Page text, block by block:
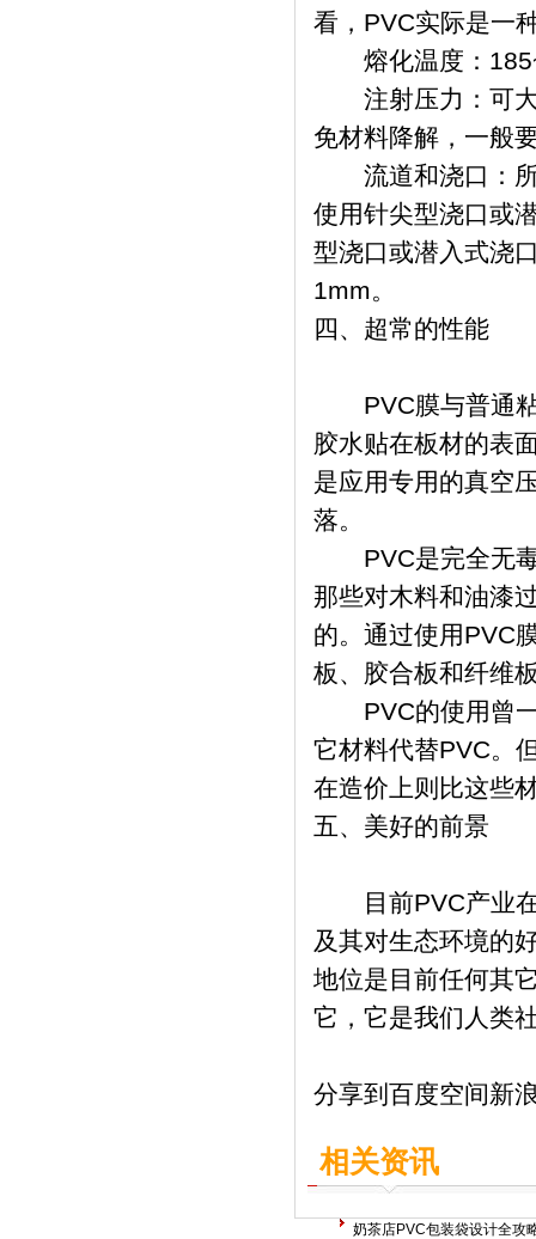
看，PVC实际是一
熔化温度：
注射压力：可大
免材料降解，一般
流道和浇口：所
使用针尖型浇口或
型浇口或潜入式浇
1mm。
四、超常的性能
PVC膜与普通粘
胶水贴在板材的表
是应用专用的真空
落。
PVC是完全无毒
那些对木料和油漆
的。通过使用PVC
板、胶合板和纤维
PVC的使用曾一
它材料代替PVC。
在造价上则比这些
五、美好的前景
目前PVC产业在
及其对生态环境的
地位是目前任何其
它，它是我们人类
分享到 百度空间新
相关资讯
奶茶店PVC包装袋设计全攻